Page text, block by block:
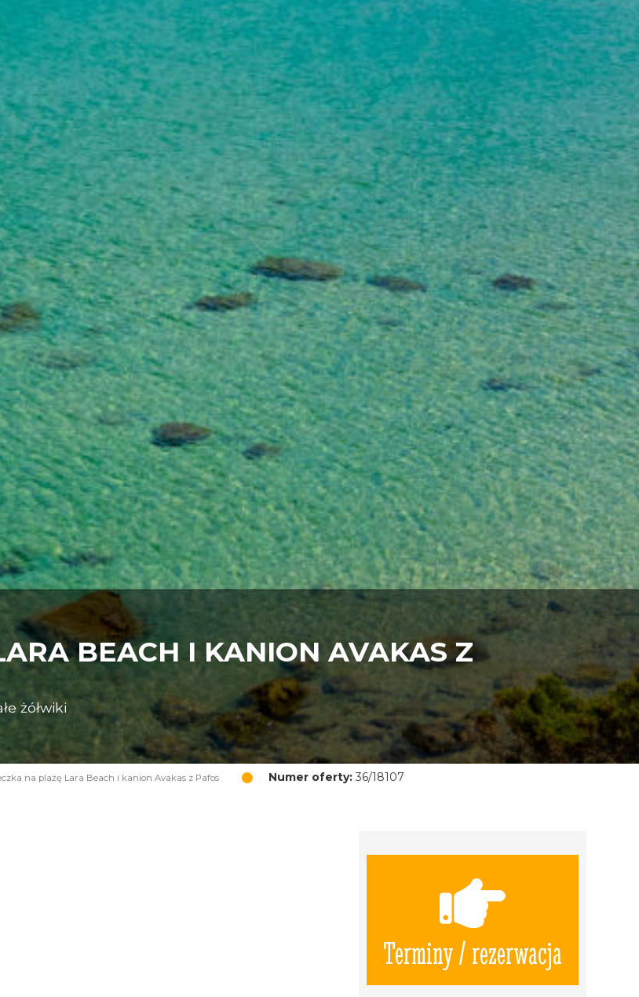
BEACH I KANION AVAKAS Z
żółwiki
na plażę Lara Beach i kanion Avakas z Pafos Numer oferty:36/18107
Terminy / rezerwacja